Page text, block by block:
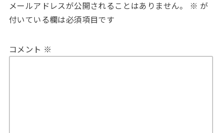
メールアドレスが公開されることはありません。 ※ が
付いている欄は必須項目です
コメント ※